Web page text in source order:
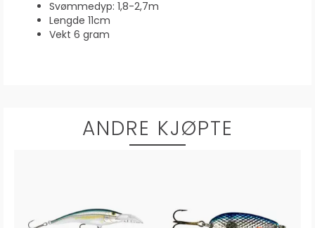
Svømmedyp: 1,8-2,7m
Lengde 11cm
Vekt 6 gram
ANDRE KJØPTE